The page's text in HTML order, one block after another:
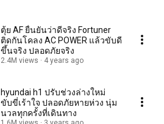
ตุ้ย AF ยื่นยันว่าดีจริง Fortuner
ติดกันโคลง AC POWER แล้วขับดี
ขึ้นจริง ปลอดภัยจริง
2.4M views 4 years ago
hyundai h1 ปรับช่วงล่างใหม่
ขับขี่เร้าใจ ปลอดภัยหายห่วง นุ่ม
นวลทุกครั้งที่เดินทาง